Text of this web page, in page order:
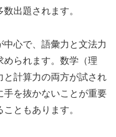
出題されます。
心で、語彙力と文法力
められます。数学（理
と計算力の両方が試され
手を抜かないことが重要
ともあります。